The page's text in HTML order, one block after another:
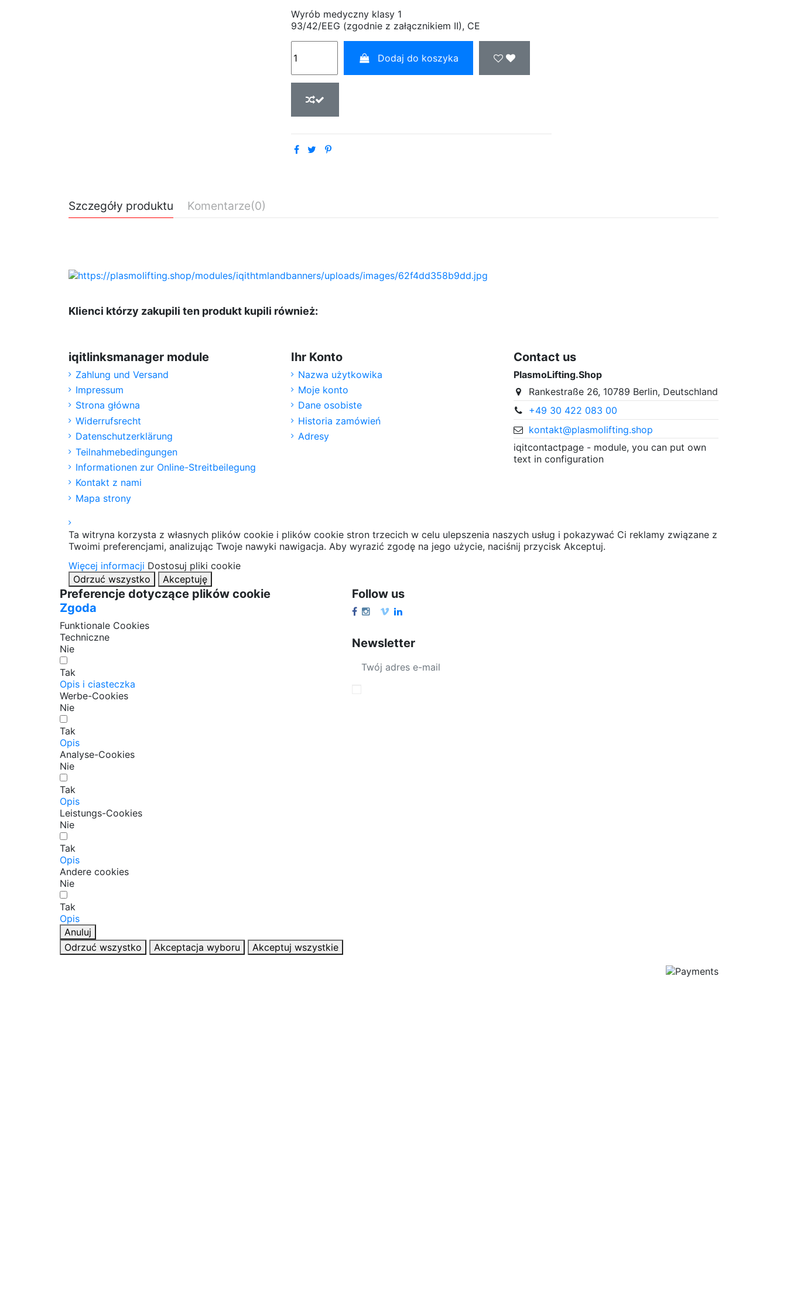
Wyrób medyczny klasy 1
93/42/EEG (zgodnie z załącznikiem II), CE
Dodaj do koszyka
Szczegóły produktu Komentarze(0)
Klienci którzy zakupili ten produkt kupili również:
iqitlinksmanager module
Zahlung und Versand
Impressum
Strona główna
Widerrufsrecht
Datenschutzerklärung
Teilnahmebedingungen
Informationen zur Online-Streitbeilegung
Kontakt z nami
Mapa strony
Ihr Konto
Nazwa użytkowika
Moje konto
Dane osobiste
Historia zamówień
Adresy
Contact us
PlasmoLifting.Shop
Rankestraße 26, 10789 Berlin, Deutschland
+49 30 422 083 00
kontakt@plasmolifting.shop
iqitcontactpage - module, you can put own
text in configuration
Ta witryna korzysta z własnych plików cookie i plików cookie stron trzecich w celu ulepszenia naszych usług i pokazywać Ci reklamy związane z
Twoimi preferencjami, analizując Twoje nawyki nawigacja. Aby wyrazić zgodę na jego użycie, naciśnij przycisk Akceptuj.
Więcej informacji Dostosuj pliki cookie
Odrzuć wszystko
Akceptuję
Preferencje dotyczące plików cookie
Zgoda
Funktionale Cookies
Techniczne
Nie
Tak
Opis i ciasteczka
Werbe-Cookies
Nie
Tak
Opis
Analyse-Cookies
Nie
Tak
Opis
Leistungs-Cookies
Nie
Tak
Opis
Andere cookies
Nie
Tak
Opis
Anuluj
Odrzuć wszystko
Akceptacja wyboru Akceptuj wszystkie
Follow us
Newsletter